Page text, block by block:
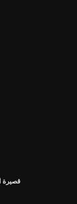
قصيرة